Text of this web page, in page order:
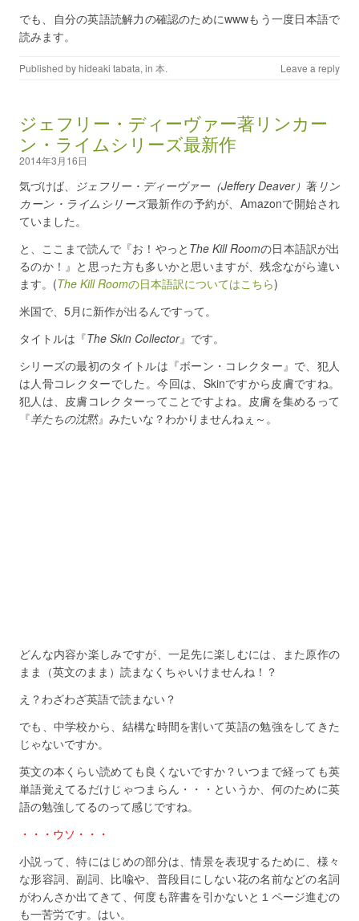
でも、自分の英語読解力の確認のためにwwwもう一度日本語で
読みます。
Published by hideaki tabata, in 本. Leave a reply
ジェフリー・ディーヴァー著リンカー
ン・ライムシリーズ最新作
2014年3月16日
気づけば、 ジェフリー・ディーヴァー（Jeffery Deaver） 著 リン
カーン・ライムシリーズ最新作の予約が、Amazonで開始され
ていました。
と、ここまで読んで『お！やっと The Kill Roomの日本語訳が出
るのか！』と思った方も多いかと思いますが、残念ながら違い
ます。(The Kill Roomの日本語訳についてはこちら)
米国で、5月に新作が出るんですって。
タイトルは『The Skin Collector』です。
シリーズの最初のタイトルは『ボーン・コレクター』で、犯人
は人骨コレクターでした。今回は、Skinですから皮膚ですね。
犯人は、皮膚コレクターってことですよね。皮膚を集めるって
『羊たちの沈黙』みたいな？わかりませんねぇ～。
どんな内容か楽しみですが、一足先に楽しむには、また原作の
まま（英文のまま）読まなくちゃいけませんね！？
え？わざわざ英語で読まない？
でも、中学校から、結構な時間を割いて英語の勉強をしてきた
じゃないですか。
英文の本くらい読めても良くないですか？いつまで経っても英
単語覚えてるだけじゃつまらん・・・というか、何のために英
語の勉強してるのって感じですね。
・・・ウソ・・・
小説って、特にはじめの部分は、情景を表現するために、様々
な形容詞、副詞、比喩や、普段目にしない花の名前などの名詞
がわんさか出てきて、何度も辞書を引かないと１ページ進むの
も一苦労です。はい。